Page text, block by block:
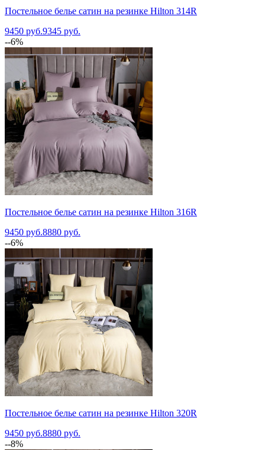
Постельное белье сатин на резинке Hilton 314R
9450 руб.9345 руб.
--6%
Постельное белье сатин на резинке Hilton 316R
9450 руб.8880 руб.
--6%
Постельное белье сатин на резинке Hilton 320R
9450 руб.8880 руб.
--8%